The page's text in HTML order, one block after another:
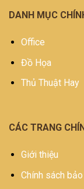
DANH MỤC
Office
Đồ Họa
Thủ Thuật Hay
CÁC TRANG
Giới thiệu
Chính sách